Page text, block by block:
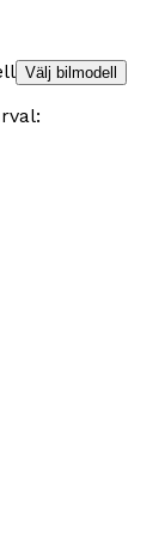
Välj bilmodell